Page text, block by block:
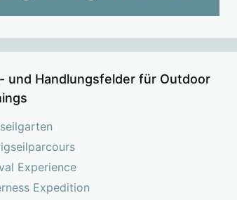
und Handlungsfelder für Outdoor
Experience
Expedition